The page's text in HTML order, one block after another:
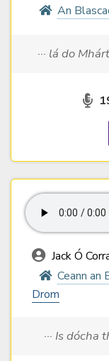
An
··· lá do
Jack Ó
Ceann an
Drom
··· Is